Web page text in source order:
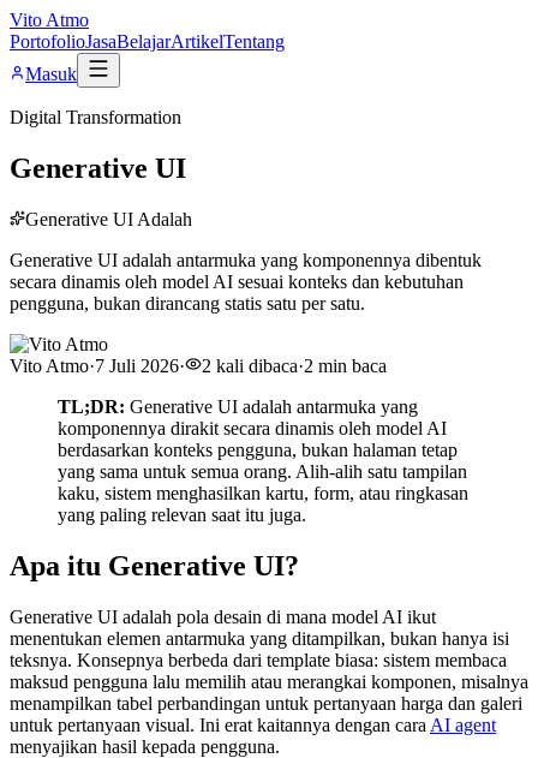
Vito Atmo
PortofolioJasaBelajarArtikelTentang
Masuk
Digital Transformation
Generative UI
Generative UI Adalah
Generative UI adalah antarmuka yang komponennya dibentuk
secara dinamis oleh model AI sesuai konteks dan kebutuhan
pengguna, bukan dirancang statis satu per satu.
Vito Atmo·7 Juli 2026· 2 kali dibaca·2 min baca
TL;DR: Generative UI adalah antarmuka yang
komponennya dirakit secara dinamis oleh model AI
berdasarkan konteks pengguna, bukan halaman tetap
yang sama untuk semua orang. Alih-alih satu tampilan
kaku, sistem menghasilkan kartu, form, atau ringkasan
yang paling relevan saat itu juga.
Apa itu Generative UI?
Generative UI adalah pola desain di mana model AI ikut
menentukan elemen antarmuka yang ditampilkan, bukan hanya isi
teksnya. Konsepnya berbeda dari template biasa: sistem membaca
maksud pengguna lalu memilih atau merangkai komponen, misalnya
menampilkan tabel perbandingan untuk pertanyaan harga dan galeri
untuk pertanyaan visual. Ini erat kaitannya dengan cara AI agent
menyajikan hasil kepada pengguna.